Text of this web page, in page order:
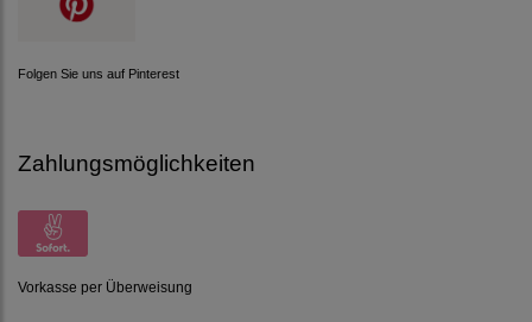
Folgen Sie uns auf Pinterest
Zahlungsmöglichkeiten
Vorkasse per Überweisung